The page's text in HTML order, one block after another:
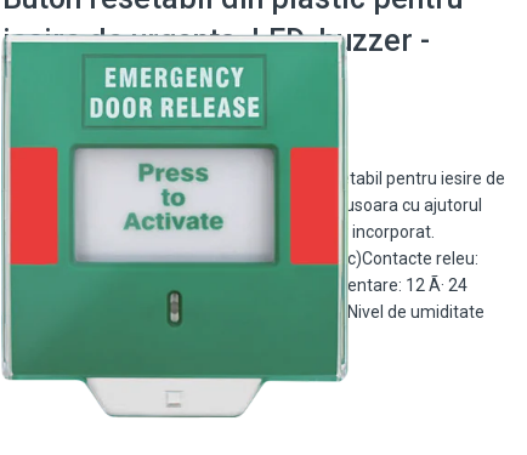
iesire de urgenta, LED, buzzer -
CSAccess CSB-802
Buton iesire de urgenta - CSB-802 Buton resetabil pentru iesire de
urgenta cu 3 iesiri NO/NC.Rearmare sigura si usoara cu ajutorul
cheii speciale.Indicator de stare LED si buzzer incorporat.
Dimensiuni: 91mmx96mmx34.5mm (cu capac)Contacte releu:
3NO/3NC/3COM 12Vcc @ 0.5 ATensiune alimentare: 12 Ã· 24
VccTemperatura de utilizare: -20 °C Ã· +55 °CNivel de umiditate